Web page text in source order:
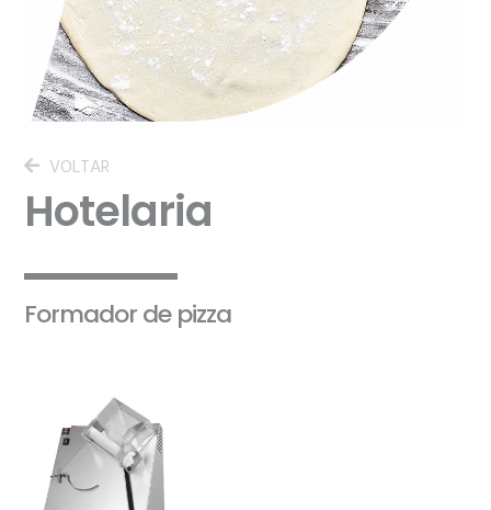
VOLTAR
Hotelaria
Formador de pizza